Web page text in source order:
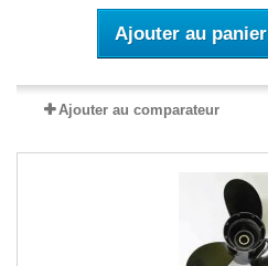
Ajouter au panier
Ajouter au comparateur